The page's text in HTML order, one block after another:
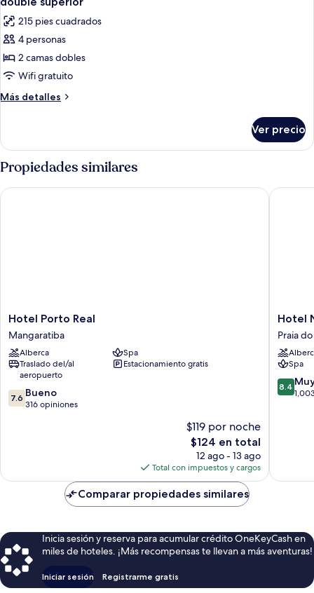
todas
las
fotos
de
double
superior
215 pies cuadrados
4 personas
2 camas dobles
Wifi gratuito
Más detalles
Más
superior
Ver precio
Propiedades similares
Hotel
Porto
Real
Mangaratiba
Hotel Porto Real
Mangaratiba
Alberca
Spa
Traslado del/al
aeropuerto
Estacionamiento gratis
7.6
de
7.6 Bueno
316 opiniones
$119 por noche
El
precio
actual
es
de
$124
$124 en total
12 ago - 13 ago
Total con impuestos y cargos
Hotel Porto Real
Hotel
Nacional
Inn
Angra
dos
Reis
Praia
Hotel
Praia
Spa
8.4
de
8.4
Hotel
Comparar propiedades similares
Inicia sesión y reserva para acumular crédito OneKeyCash en
miles de hoteles. ¡Más recompensas te llevan a más aventuras!
Iniciar sesión Registrarme gratis